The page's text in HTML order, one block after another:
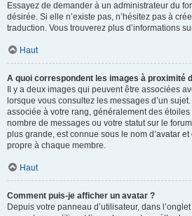
Essayez de demander à un administrateur du
désirée. Si elle n’existe pas, n’hésitez pas à
traduction. Vous trouverez plus d’informations
Haut
A quoi correspondent les images à proximité
Il y a deux images qui peuvent être associées
lorsque vous consultez les messages d’un sujet.
associée à votre rang, généralement des
nombre de messages ou votre statut sur le
plus grande, est connue sous le nom d’avatar
propre à chaque membre.
Haut
Comment puis-je afficher un avatar ?
Depuis votre panneau d’utilisateur, dans